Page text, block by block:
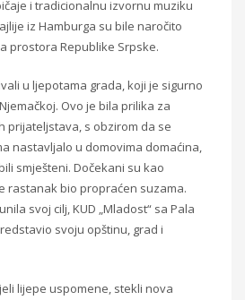
i tradicionalnu izvornu muziku
iz Hamburga su bile naročito
prostora Republike Srpske.
u ljepotama grada, koji je sigurno
Ovo je bila prilika za
prijateljstava, s obzirom da se
nastavljalo u domovima domaćina,
smješteni. Dočekani su kao
rastanak bio propraćen suzama.
svoj cilj, KUD „Mladost“ sa Pala
svoju opštinu, grad i
lijepe uspomene, stekli nova